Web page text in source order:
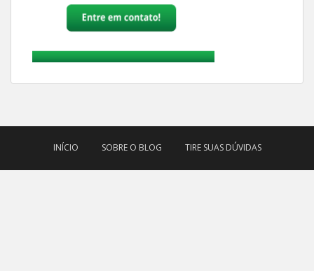
INÍCIO SOBRE O BLOG TIRE SUAS DÚVIDAS